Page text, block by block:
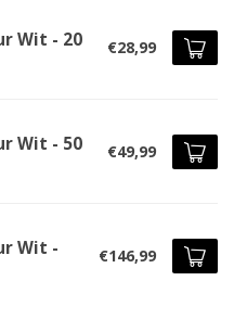
Wit - 20 €28,99
Wit - 50 €49,99
Wit - €146,99